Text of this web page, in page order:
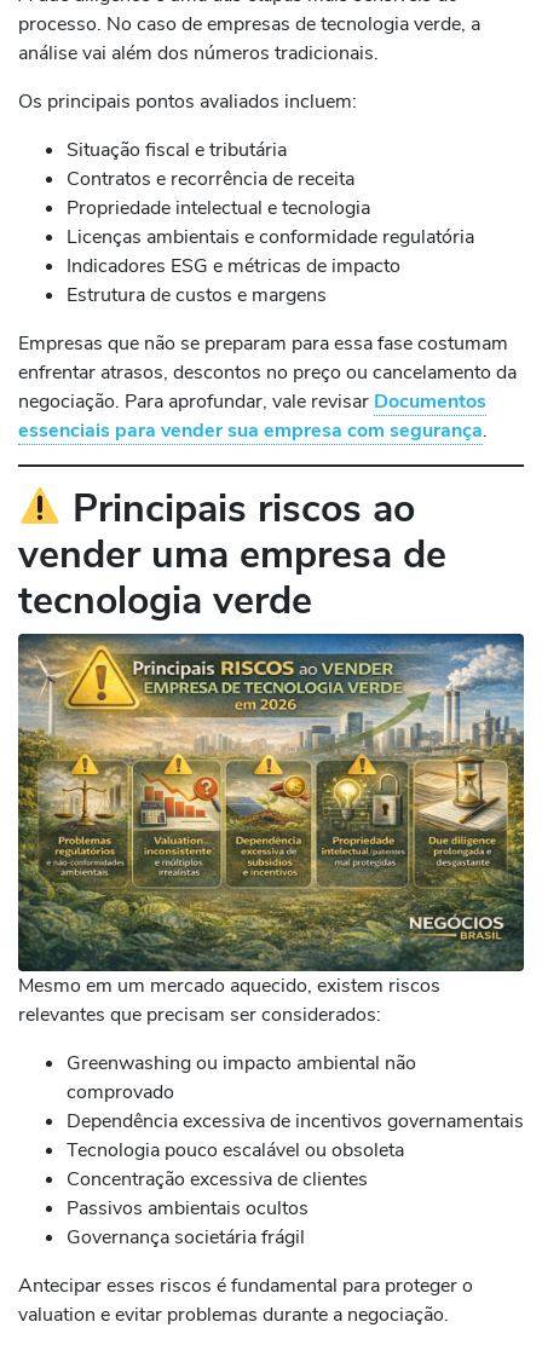
processo. No caso de empresas de tecnologia verde, a
análise vai além dos números tradicionais.
Os principais pontos avaliados incluem:
Situação fiscal e tributária
Contratos e recorrência de receita
Propriedade intelectual e tecnologia
Licenças ambientais e conformidade regulatória
Indicadores ESG e métricas de impacto
Estrutura de custos e margens
Empresas que não se preparam para essa fase costumam
enfrentar atrasos, descontos no preço ou cancelamento da
negociação. Para aprofundar, vale revisar Documentos
essenciais para vender sua empresa com segurança.
Principais riscos ao
vender uma empresa de
tecnologia verde
Mesmo em um mercado aquecido, existem riscos
relevantes que precisam ser considerados:
Greenwashing ou impacto ambiental não
comprovado
Dependência excessiva de incentivos governamentais
Tecnologia pouco escalável ou obsoleta
Concentração excessiva de clientes
Passivos ambientais ocultos
Governança societária frágil
Antecipar esses riscos é fundamental para proteger o
valuation e evitar problemas durante a negociação.